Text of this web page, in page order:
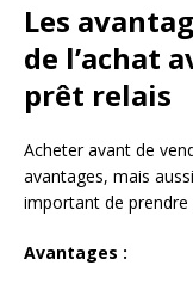
Les
de l’achat
prêt relais
Acheter avant de
avantages, mais
important de prendre
Avantages :